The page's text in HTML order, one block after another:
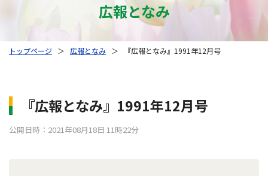
広報となみ
トップページ ＞ 広報となみ ＞ 『広報となみ』1991年12月号
『広報となみ』1991年12月号
公開日時：2021年08月18日 11時22分